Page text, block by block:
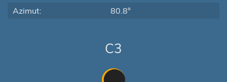
Azimut:
80.8°
C3